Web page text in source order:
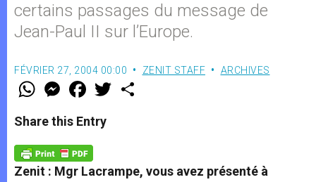
certains passages du message de
Jean-Paul II sur l’Europe.
FÉVRIER 27, 2004 00:00 ZENIT STAFF ARCHIVES
W
t
s
p
p
M
e
s
e
g
e
r
F
a
e
b
o
k
w
Share this Entry
Zenit : Mgr Lacrampe, vous avez présenté à